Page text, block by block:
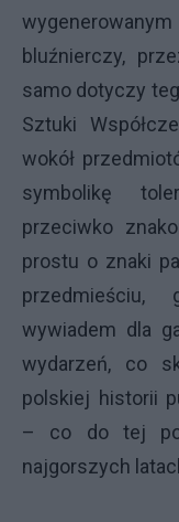
bluźnierczy,
samo dotyczy
Sztuki
wokół
symbolikę
przeciwko
prostu o znaki
wywiadem dla
wydarzeń, co
polskiej historii
– co do tej
najgorszych